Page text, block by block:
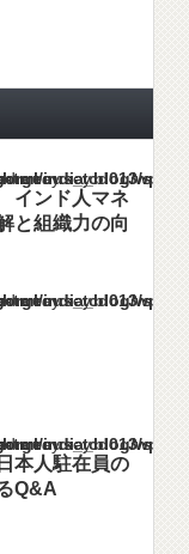
wp-content/themes/gorgeous_tcd013/
インド人マネ
と組織力の向
wp-content/themes/gorgeous_tcd013/
wp-content/themes/gorgeous_tcd013/
本人駐在員の
Q&A